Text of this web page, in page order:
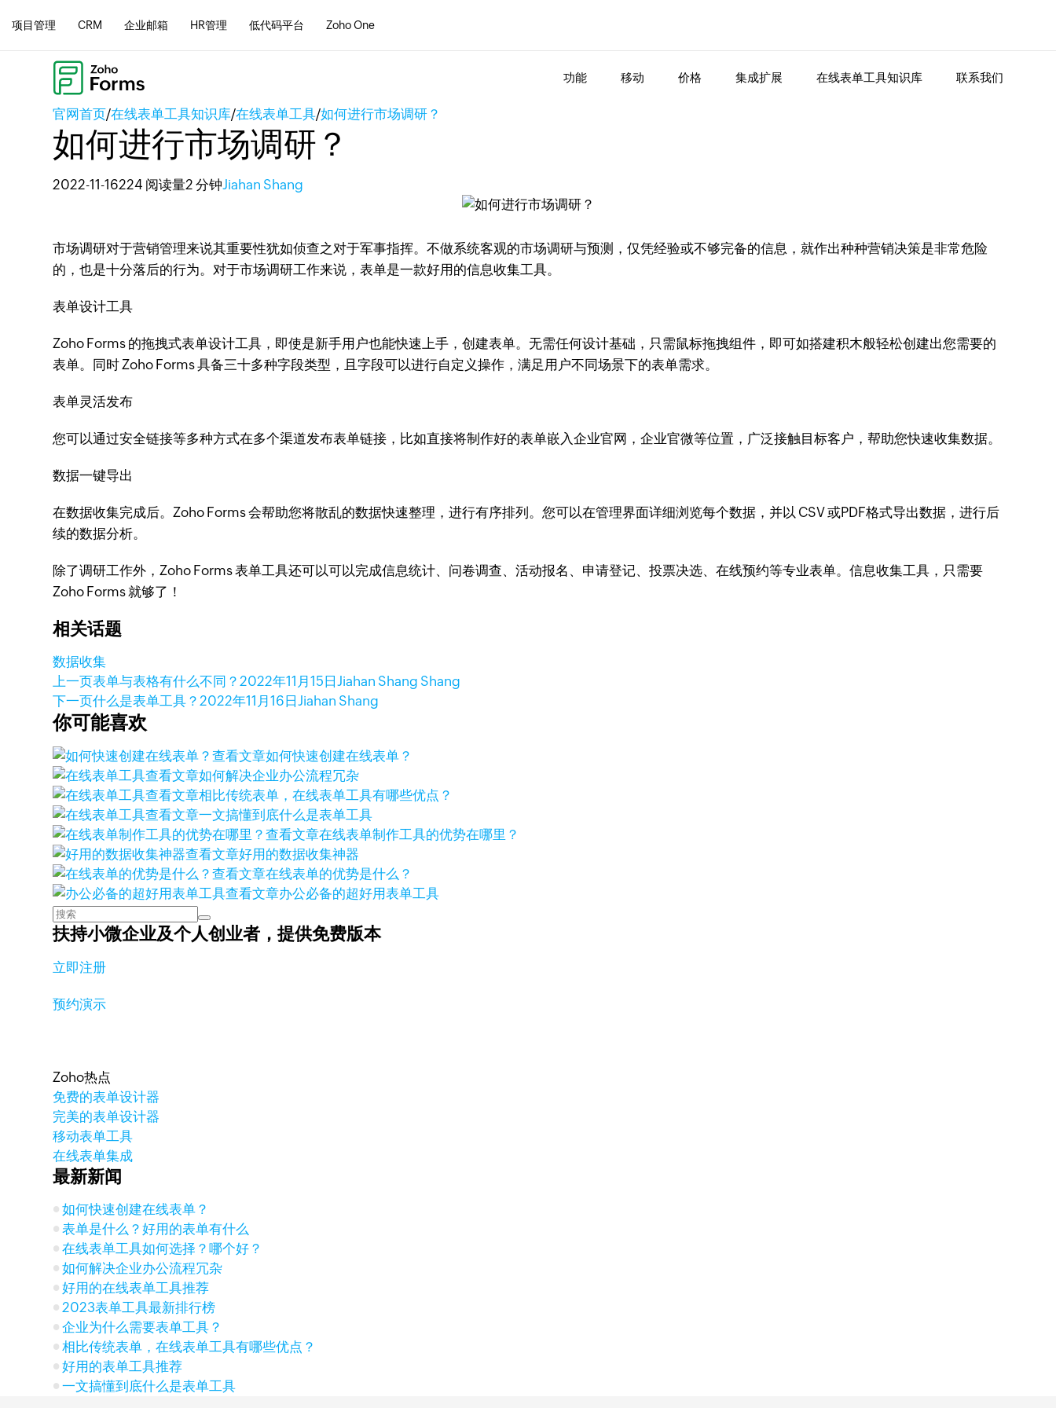
项目管理 CRM 企业邮箱 HR管理 低代码平台 Zoho One
功能 移动 价格 集成扩展 在线表单工具知识库 联系我们
官网首页/在线表单工具知识库/在线表单工具/如何进行市场调研？
如何进行市场调研？
2022-11-16224 阅读量2 分钟Jiahan Shang
市场调研对于营销管理来说其重要性犹如侦查之对于军事指挥。不做系统客观的市场调研与预测，仅凭经验或不够完备的信息，就作出种种营销决策是非常危险
的，也是十分落后的行为。对于市场调研工作来说，表单是一款好用的信息收集工具。
表单设计工具
Zoho Forms 的拖拽式表单设计工具，即使是新手用户也能快速上手，创建表单。无需任何设计基础，只需鼠标拖拽组件，即可如搭建积木般轻松创建出您需要的
表单。同时 Zoho Forms 具备三十多种字段类型，且字段可以进行自定义操作，满足用户不同场景下的表单需求。
表单灵活发布
您可以通过安全链接等多种方式在多个渠道发布表单链接，比如直接将制作好的表单嵌入企业官网，企业官微等位置，广泛接触目标客户，帮助您快速收集数据。
数据一键导出
在数据收集完成后。Zoho Forms 会帮助您将散乱的数据快速整理，进行有序排列。您可以在管理界面详细浏览每个数据，并以 CSV 或PDF格式导出数据，进行后
续的数据分析。
除了调研工作外，Zoho Forms 表单工具还可以可以完成信息统计、问卷调查、活动报名、申请登记、投票决选、在线预约等专业表单。信息收集工具，只需要
Zoho Forms 就够了！
相关话题
数据收集
上一页表单与表格有什么不同？2022年11月15日Jiahan Shang Shang
下一页什么是表单工具？2022年11月16日Jiahan Shang
你可能喜欢
查看文章如何快速创建在线表单？
查看文章如何解决企业办公流程冗杂
查看文章相比传统表单，在线表单工具有哪些优点？
查看文章一文搞懂到底什么是表单工具
查看文章在线表单制作工具的优势在哪里？
查看文章好用的数据收集神器
查看文章在线表单的优势是什么？
查看文章办公必备的超好用表单工具
扶持小微企业及个人创业者，提供免费版本
立即注册
预约演示
Zoho热点
免费的表单设计器
完美的表单设计器
移动表单工具
在线表单集成
最新新闻
如何快速创建在线表单？
表单是什么？好用的表单有什么
在线表单工具如何选择？哪个好？
如何解决企业办公流程冗杂
好用的在线表单工具推荐
2023表单工具最新排行榜
企业为什么需要表单工具？
相比传统表单，在线表单工具有哪些优点？
好用的表单工具推荐
一文搞懂到底什么是表单工具